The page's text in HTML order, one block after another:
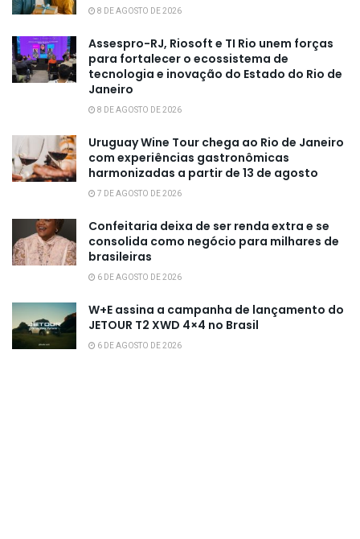
8 DE AGOSTO DE 2026
Assespro-RJ, Riosoft e TI Rio unem forças
para fortalecer o ecossistema de
tecnologia e inovação do Estado do Rio de
Janeiro
8 DE AGOSTO DE 2026
Uruguay Wine Tour chega ao Rio de Janeiro
com experiências gastronômicas
harmonizadas a partir de 13 de agosto
7 DE AGOSTO DE 2026
Confeitaria deixa de ser renda extra e se
consolida como negócio para milhares de
brasileiras
6 DE AGOSTO DE 2026
W+E assina a campanha de lançamento do
JETOUR T2 XWD 4×4 no Brasil
6 DE AGOSTO DE 2026